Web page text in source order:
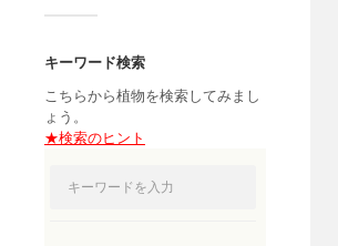
キーワード検索
こちらから植物を検索してみまし
ょう。
★検索のヒント